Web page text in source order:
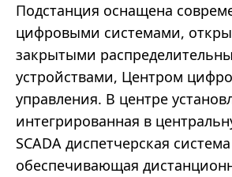
Подстанция оснащена
цифровыми системами,
закрытыми
устройствами, Центром
управления. В центре
интегрированная в
SCADA диспетчерская
обеспечивающая